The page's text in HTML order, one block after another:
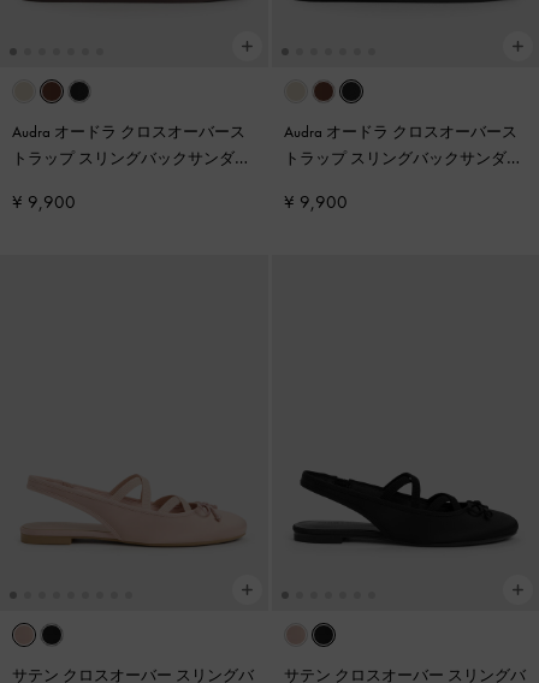
Audra オードラ クロスオーバース
トラップ スリングバックサンダル
¥ 9,900
Audra オードラ クロスオーバース
トラップ スリングバックサンダル
¥ 9,900
サテン クロスオーバー スリングバ サテン クロスオーバー スリングバ